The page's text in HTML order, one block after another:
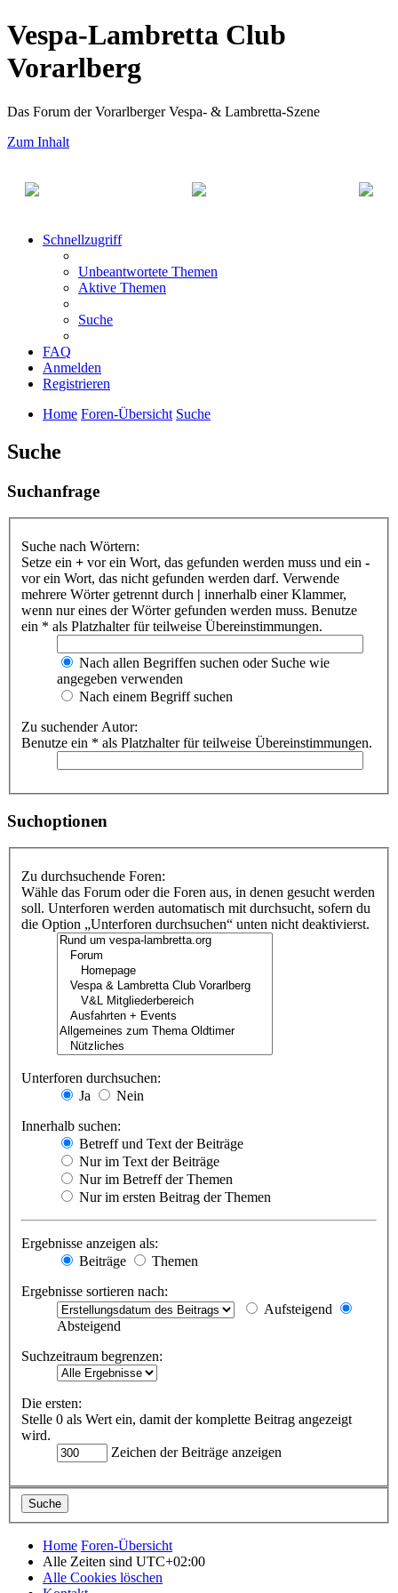
Vespa-Lambretta Club
Vorarlberg
Das Forum der Vorarlberger Vespa- & Lambretta-Szene
Zum Inhalt
Schnellzugriff
Unbeantwortete Themen
Aktive Themen
Suche
FAQ
Anmelden
Registrieren
Home Foren-Übersicht Suche
Suche
Suchanfrage
Suche nach Wörtern:
Setze ein + vor ein Wort, das gefunden werden muss und ein -
vor ein Wort, das nicht gefunden werden darf. Verwende
mehrere Wörter getrennt durch | innerhalb einer Klammer,
wenn nur eines der Wörter gefunden werden muss. Benutze
ein * als Platzhalter für teilweise Übereinstimmungen.
Nach allen Begriffen suchen oder Suche wie
angegeben verwenden
Nach einem Begriff suchen
Zu suchender Autor:
Benutze ein * als Platzhalter für teilweise Übereinstimmungen.
Suchoptionen
Zu durchsuchende Foren:
Wähle das Forum oder die Foren aus, in denen gesucht werden
soll. Unterforen werden automatisch mit durchsucht, sofern du
die Option „Unterforen durchsuchen“ unten nicht deaktivierst.
Unterforen durchsuchen:
Ja
Nein
Innerhalb suchen:
Betreff und Text der Beiträge
Nur im Text der Beiträge
Nur im Betreff der Themen
Nur im ersten Beitrag der Themen
Ergebnisse anzeigen als:
Beiträge
Themen
Ergebnisse sortieren nach:
Aufsteigend
Absteigend
Suchzeitraum begrenzen:
Die ersten:
Stelle 0 als Wert ein, damit der komplette Beitrag angezeigt
wird.
Zeichen der Beiträge anzeigen
Home Foren-Übersicht
Alle Zeiten sind UTC+02:00
Alle Cookies löschen